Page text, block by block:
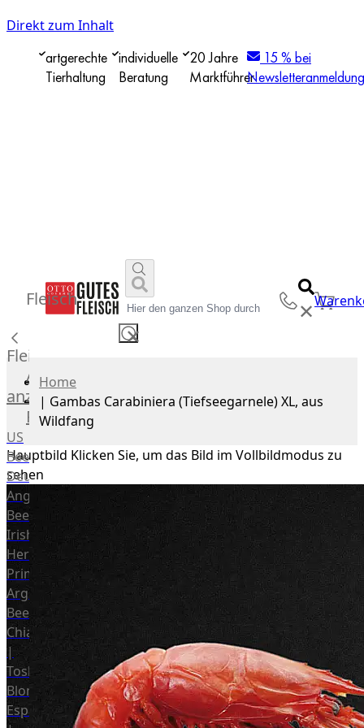
Direkt zum Inhalt
artgerechte
Tierhaltung
individuelle
Beratung
20 Jahre
Marktführer
15 % bei
Newsletteranmeldung
✕
✕
Fleisch
Fleisch
Alle
anzeigen
Rind
US
Beef
Deutsches
Angus
Beef
Irish
Hereford
Prime
Argentina
Beef
Chianina
|
Toskana
Blonda
Espanola
Home
| Gambas Carabiniera (Tiefseegarnele) XL, aus
Wildfang
Hauptbild Klicken Sie, um das Bild im Vollbildmodus zu
sehen